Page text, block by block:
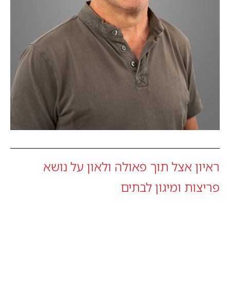
ראיון אצל תוך פאולה ולאון על נושא
פריצות ומיגון לבתים